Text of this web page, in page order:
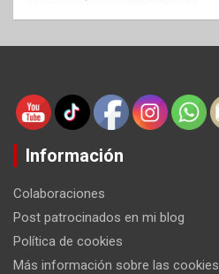
Información
Colaboraciones
Post patrocinados en mi blog
Política de cookies
Más información sobre las cookies